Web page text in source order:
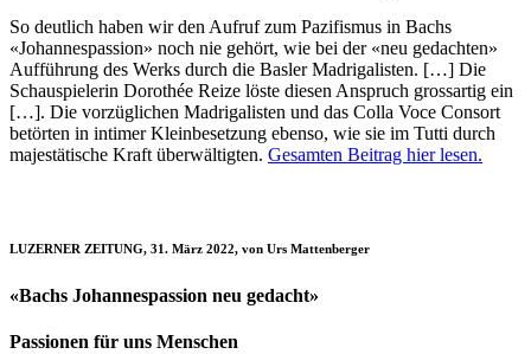
So deutlich haben wir den Aufruf zum Pazifismus in Bachs
«Johannespassion» noch nie gehört, wie bei der «neu gedachten»
Aufführung des Werks durch die Basler Madrigalisten. […] Die
Schauspielerin Dorothée Reize löste diesen Anspruch grossartig ein
[…]. Die vorzüglichen Madrigalisten und das Colla Voce Consort
betörten in intimer Kleinbesetzung ebenso, wie sie im Tutti durch
majestätische Kraft überwältigten. Gesamten Beitrag hier lesen.
LUZERNER ZEITUNG, 31. März 2022, von Urs Mattenberger
«Bachs Johannespassion neu gedacht»
Passionen für uns Menschen